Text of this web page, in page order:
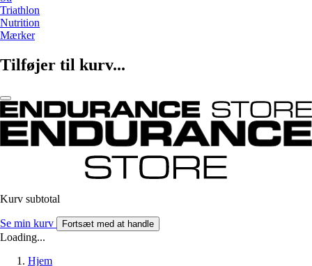
Triathlon
Nutrition
Mærker
Tilføjer til kurv...
Kurv subtotal
Se min kurv Fortsæt med at handle
Loading...
Hjem